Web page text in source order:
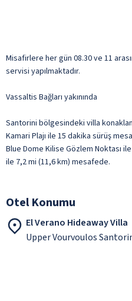
Misafirlere her gün 08.30 ve 11
servisi yapılmaktadır.
Vassaltis Bağları yakınında
Santorini bölgesindeki villa
Kamari Plajı ile 15 dakika sürüş
Blue Dome Kilise Gözlem Noktası
ile 7,2 mi (11,6 km) mesafede.
Otel Konumu
El Verano Hideaway Villa
Upper Vourvoulos